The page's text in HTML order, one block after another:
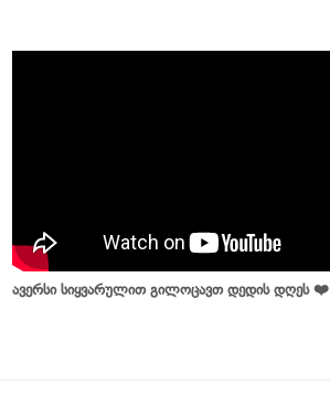
ავერსი სიყვარულით გილოცავთ დედის დღეს ❤️